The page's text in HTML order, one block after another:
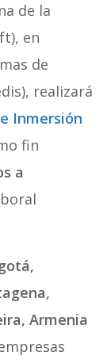
de la
en
de
realizará
Inmersión
fin
a
Armenia